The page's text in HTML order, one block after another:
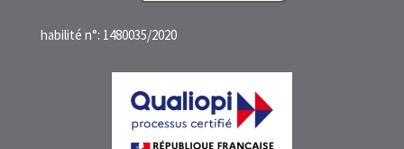
habilité n°: 1480035/2020